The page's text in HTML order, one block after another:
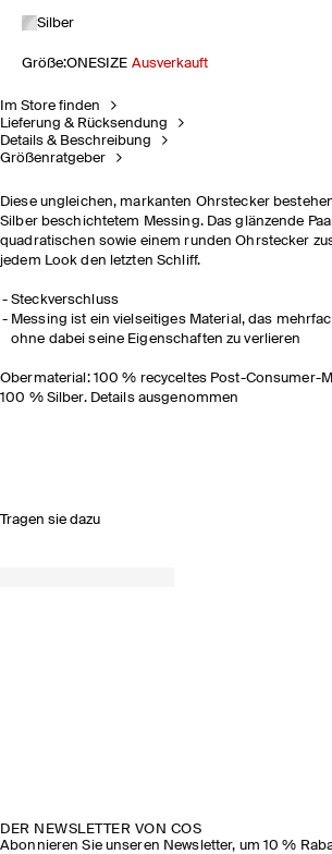
Silber
Größe:ONESIZE Ausverkauft
Im Store finden
Lieferung & Rücksendung
Details & Beschreibung
Größenratgeber
Diese ungleichen, markanten Ohrstecker
Silber beschichtetem Messing. Das glänzende
quadratischen sowie einem runden Ohrstecker
jedem Look den letzten Schliff.
Steckverschluss
Messing ist ein vielseitiges Material, das
ohne dabei seine Eigenschaften zu verlieren
Obermaterial: 100 % recyceltes Post-Consumer-
100 % Silber. Details ausgenommen
Tragen sie dazu
DER NEWSLETTER VON COS
Abonnieren Sie unseren Newsletter, um 10 %